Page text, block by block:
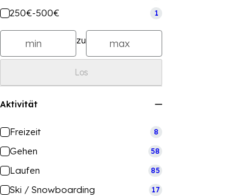
250€-500€ 1
zu
Los
Aktivität
Freizeit 8
Gehen 58
Laufen 85
Ski / Snowboarding 17